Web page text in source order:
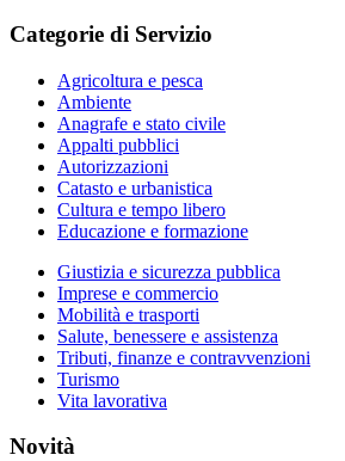
Categorie di Servizio
Agricoltura e pesca
Ambiente
Anagrafe e stato civile
Appalti pubblici
Autorizzazioni
Catasto e urbanistica
Cultura e tempo libero
Educazione e formazione
Giustizia e sicurezza pubblica
Imprese e commercio
Mobilità e trasporti
Salute, benessere e assistenza
Tributi, finanze e contravvenzioni
Turismo
Vita lavorativa
Novità